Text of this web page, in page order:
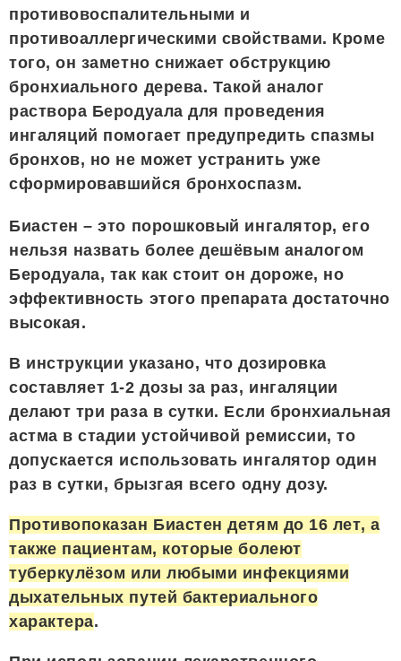
противовоспалительными и
противоаллергическими свойствами. Кроме
того, он заметно снижает обструкцию
бронхиального дерева. Такой аналог
раствора Беродуала для проведения
ингаляций помогает предупредить спазмы
бронхов, но не может устранить уже
сформировавшийся бронхоспазм.
Биастен – это порошковый ингалятор, его
нельзя назвать более дешёвым аналогом
Беродуала, так как стоит он дороже, но
эффективность этого препарата достаточно
высокая.
В инструкции указано, что дозировка
составляет 1-2 дозы за раз, ингаляции
делают три раза в сутки. Если бронхиальная
астма в стадии устойчивой ремиссии, то
допускается использовать ингалятор один
раз в сутки, брызгая всего одну дозу.
Противопоказан Биастен детям до 16 лет, а
также пациентам, которые болеют
туберкулёзом или любыми инфекциями
дыхательных путей бактериального
характера.